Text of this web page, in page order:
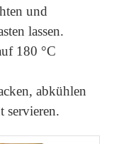
und
lassen.
180 °C
abkühlen
servieren.